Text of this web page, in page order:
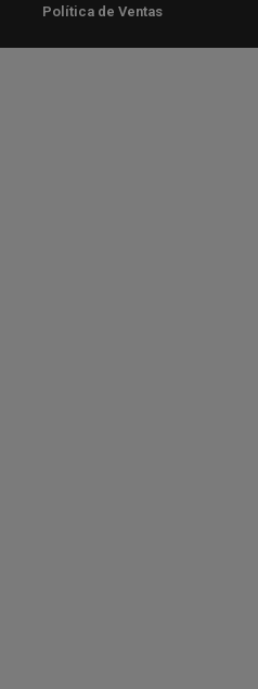
Política de Ventas